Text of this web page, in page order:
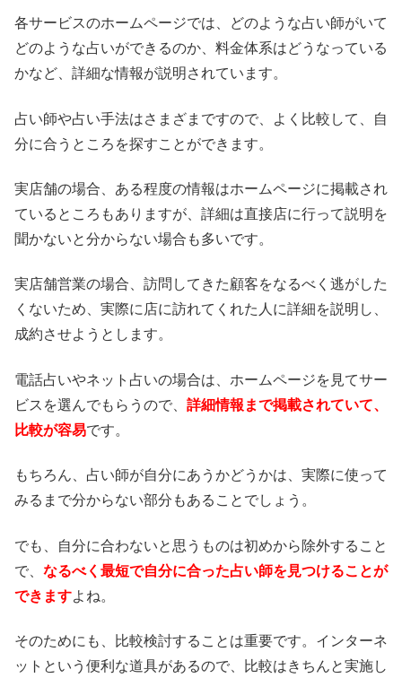
各サービスのホームページでは、どのような占い師がいて
どのような占いができるのか、料金体系はどうなっている
かなど、詳細な情報が説明されています。
占い師や占い手法はさまざまですので、よく比較して、自
分に合うところを探すことができます。
実店舗の場合、ある程度の情報はホームページに掲載され
ているところもありますが、詳細は直接店に行って説明を
聞かないと分からない場合も多いです。
実店舗営業の場合、訪問してきた顧客をなるべく逃がした
くないため、実際に店に訪れてくれた人に詳細を説明し、
成約させようとします。
電話占いやネット占いの場合は、ホームページを見てサー
ビスを選んでもらうので、 詳細情報まで掲載されていて、
比較が容易です。
もちろん、占い師が自分にあうかどうかは、実際に使って
みるまで分からない部分もあることでしょう。
でも、自分に合わないと思うものは初めから除外すること
で、 なるべく最短で自分に合った占い師を見つけることが
できますよね。
そのためにも、比較検討することは重要です。インターネ
ットという便利な道具があるので、比較はきちんと実施し